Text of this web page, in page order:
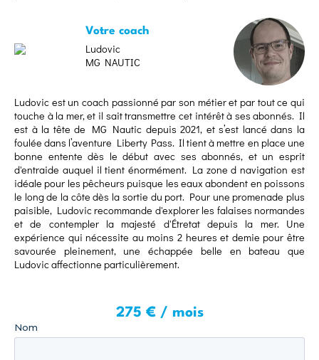
Votre coach
Ludovic
MG NAUTIC
Ludovic est un coach passionné par son métier et par tout ce qui
touche à la mer, et il sait transmettre cet intérêt à ses abonnés. Il
est à la tête de MG Nautic depuis 2021, et s’est lancé dans la
foulée dans l’aventure Liberty Pass. Il tient à mettre en place une
bonne entente dès le début avec ses abonnés, et un esprit
d'entraide auquel il tient énormément. La zone d navigation est
idéale pour les pêcheurs puisque les eaux abondent en poissons
le long de la côte dès la sortie du port. Pour une promenade plus
paisible, Ludovic recommande d'explorer les falaises normandes
et de contempler la majesté d'Étretat depuis la mer. Une
expérience qui nécessite au moins 2 heures et demie pour être
savourée pleinement, une échappée belle en bateau que
275 € / mois